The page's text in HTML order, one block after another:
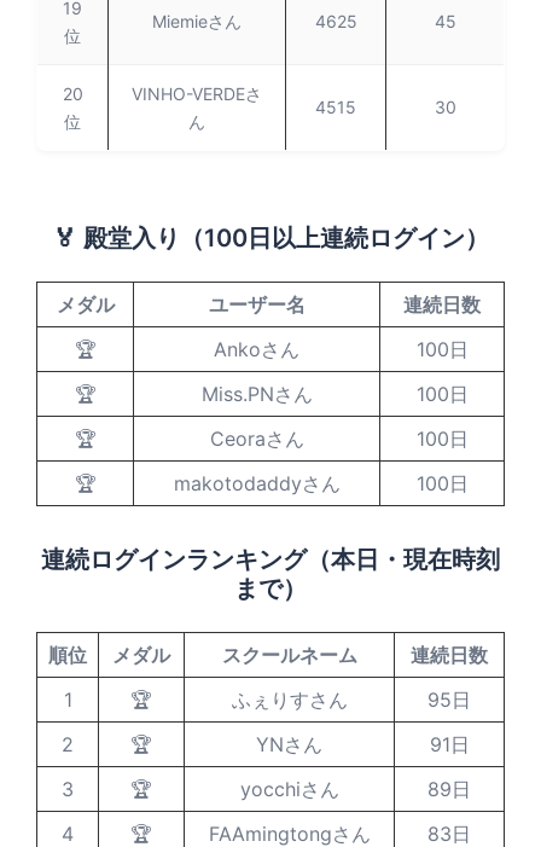
19
位
Miemieさん 4625 45
20
位
VINHO-VERDEさ
ん
4515 30
🏅 殿堂入り（100日以上連続ログイン）
メダル ユーザー名
連続日数
🏆
Ankoさん
100日
🏆
Miss.PNさん
100日
🏆
Ceoraさん
100日
🏆
makotodaddyさん 100日
連続ログインランキング（本日・現在時刻
まで）
順位 メダル スクールネーム
連続日数
1
🏆 ふぇりすさん
95日
2
🏆 YNさん
91日
3
🏆 yocchiさん
89日
4
🏆 FAAmingtongさん
83日